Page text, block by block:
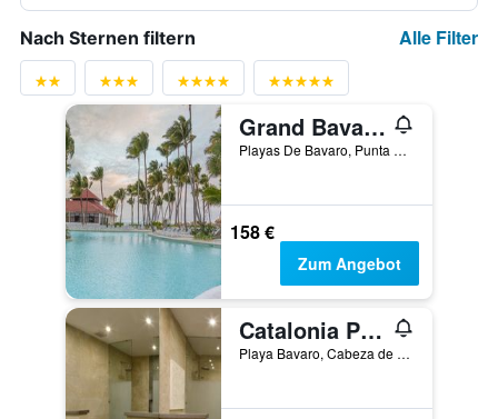
Nach Sternen filtern Alle Filter
Grand Bavaro Princess All Suites Resort, Spa & Casino
Playas De Bavaro, Punta Cana, Dominikanische Republik
158 €
Zum Angebot
Catalonia Punta Cana
Playa Bavaro, Cabeza de Toro, Punta Cana, Dominikanische Republik